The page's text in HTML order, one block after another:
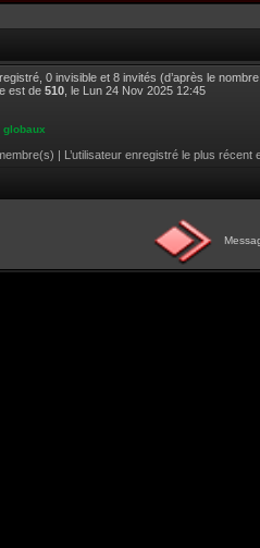
0 invisible et 8 invités (d’après le
est de 510 , le Lun 24 Nov 2025 12:45
globaux
| L’utilisateur enregistré le plus récent